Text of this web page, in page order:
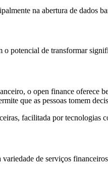
na abertura de dados
potencial de transformar
o open finance oferece
que as pessoas tomem
facilitada por
de serviços